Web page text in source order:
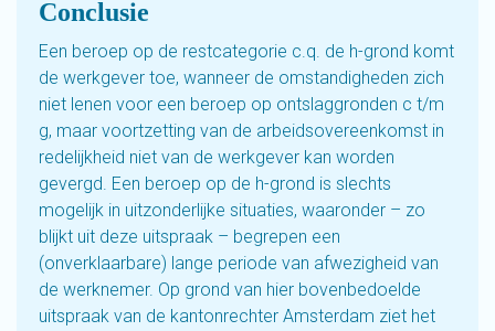
Conclusie
Een beroep op de restcategorie c.q. de h-grond komt
de werkgever toe, wanneer de omstandigheden zich
niet lenen voor een beroep op ontslaggronden c t/m
g, maar voortzetting van de arbeidsovereenkomst in
redelijkheid niet van de werkgever kan worden
gevergd. Een beroep op de h-grond is slechts
mogelijk in uitzonderlijke situaties, waaronder – zo
blijkt uit deze uitspraak – begrepen een
(onverklaarbare) lange periode van afwezigheid van
de werknemer. Op grond van hier bovenbedoelde
uitspraak van de kantonrechter Amsterdam ziet het